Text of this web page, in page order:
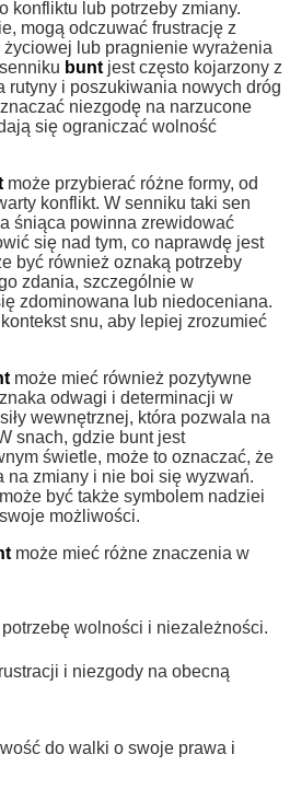
konfliktu lub potrzeby zmiany.
mogą odczuwać frustrację z
lub pragnienie wyrażenia
bunt jest często kojarzony z
rutyny i poszukiwania nowych dróg
niezgodę na narzucone
się ograniczać wolność
może przybierać różne formy, od
konflikt. W senniku taki sen
śniąca powinna zrewidować
się nad tym, co naprawdę jest
być również oznaką potrzeby
zdania, szczególnie w
zdominowana lub niedoceniana.
snu, aby lepiej zrozumieć
może mieć również pozytywne
odwagi i determinacji w
wewnętrznej, która pozwala na
snach, gdzie bunt jest
świetle, może to oznaczać, że
na zmiany i nie boi się wyzwań.
być także symbolem nadziei
możliwości.
może mieć różne znaczenia w
wolności i niezależności.
i niezgody na obecną
do walki o swoje prawa i